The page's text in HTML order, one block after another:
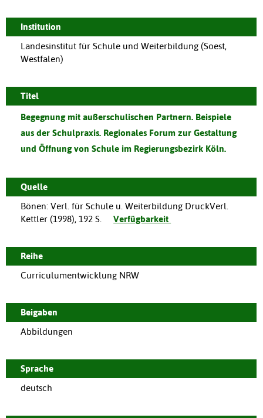
Institution
Landesinstitut für Schule und Weiterbildung (Soest,
Westfalen)
Titel
Begegnung mit außerschulischen Partnern. Beispiele
aus der Schulpraxis. Regionales Forum zur Gestaltung
und Öffnung von Schule im Regierungsbezirk Köln.
Quelle
Bönen: Verl. für Schule u. Weiterbildung DruckVerl.
Kettler (1998), 192 S. Verfügbarkeit
Reihe
Curriculumentwicklung NRW
Beigaben
Abbildungen
Sprache
deutsch